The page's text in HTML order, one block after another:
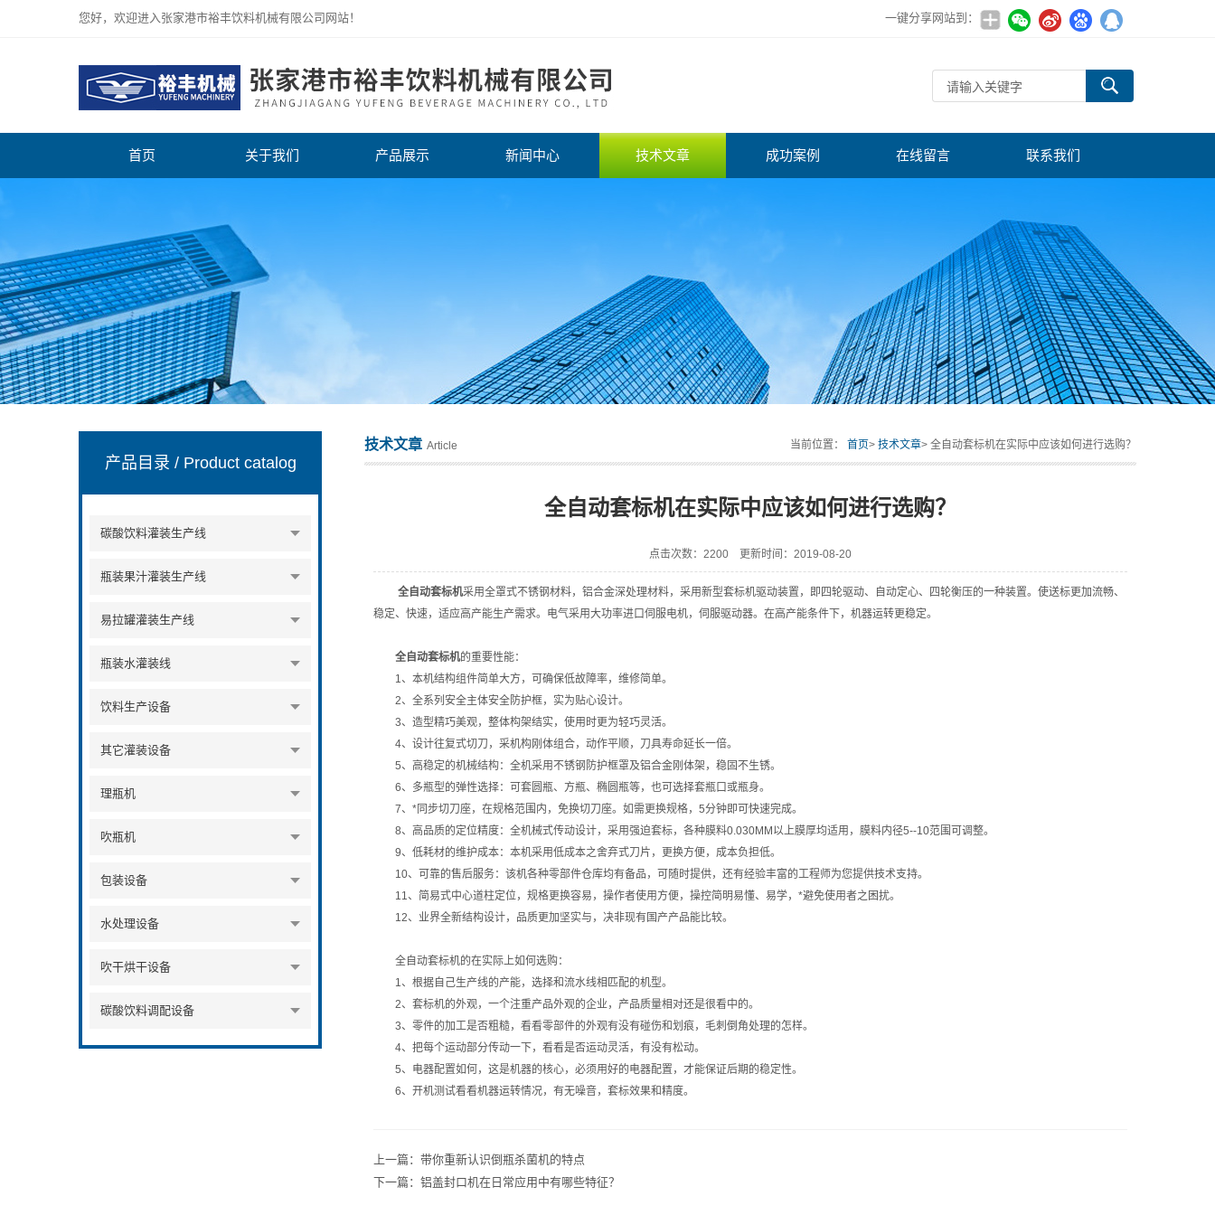
您好，欢迎进入张家港市裕丰饮料机械有限公司网站！ 一键分享网站到：
首页 关于我们 产品展示 新闻中心 技术文章 成功案例 在线留言 联系我们
产品目录 / Product catalog
碳酸饮料灌装生产线
瓶装果汁灌装生产线
易拉罐灌装生产线
瓶装水灌装线
饮料生产设备
其它灌装设备
理瓶机
吹瓶机
包装设备
水处理设备
吹干烘干设备
碳酸饮料调配设备
技术文章 Article 当前位置： 首页> 技术文章> 全自动套标机在实际中应该如何进行选购？
全自动套标机在实际中应该如何进行选购？
点击次数：2200 更新时间：2019-08-20
全自动套标机采用全罩式不锈钢材料，铝合金深处理材料，采用新型套标机驱动装置，即四轮驱动、自动定心、四轮衡压的一种装置。使送标更加流畅、
稳定、快速，适应高产能生产需求。电气采用大功率进口伺服电机，伺服驱动器。在高产能条件下，机器运转更稳定。
全自动套标机的重要性能：
1、本机结构组件简单大方，可确保低故障率，维修简单。
2、全系列安全主体安全防护框，实为贴心设计。
3、造型精巧美观，整体构架结实，使用时更为轻巧灵活。
4、设计往复式切刀，采机构刚体组合，动作平顺，刀具寿命延长一倍。
5、高稳定的机械结构：全机采用不锈钢防护框罩及铝合金刚体架，稳固不生锈。
6、多瓶型的弹性选择：可套圆瓶、方瓶、椭圆瓶等，也可选择套瓶口或瓶身。
7、*同步切刀座，在规格范围内，免换切刀座。如需更换规格，5分钟即可快速完成。
8、高品质的定位精度：全机械式传动设计，采用强迫套标，各种膜料0.030MM以上膜厚均适用，膜料内径5--10范围可调整。
9、低耗材的维护成本：本机采用低成本之舍弃式刀片，更换方便，成本负担低。
10、可靠的售后服务：该机各种零部件仓库均有备品，可随时提供，还有经验丰富的工程师为您提供技术支持。
11、简易式中心道柱定位，规格更换容易，操作者使用方便，操控简明易懂、易学，*避免使用者之困扰。
12、业界全新结构设计，品质更加坚实与，决非现有国产产品能比较。
全自动套标机的在实际上如何选购：
1、根据自己生产线的产能，选择和流水线相匹配的机型。
2、套标机的外观，一个注重产品外观的企业，产品质量相对还是很看中的。
3、零件的加工是否粗糙，看看零部件的外观有没有碰伤和划痕，毛刺倒角处理的怎样。
4、把每个运动部分传动一下，看看是否运动灵活，有没有松动。
5、电器配置如何，这是机器的核心，必须用好的电器配置，才能保证后期的稳定性。
6、开机测试看看机器运转情况，有无噪音，套标效果和精度。
上一篇： 带你重新认识倒瓶杀菌机的特点
下一篇： 铝盖封口机在日常应用中有哪些特征？